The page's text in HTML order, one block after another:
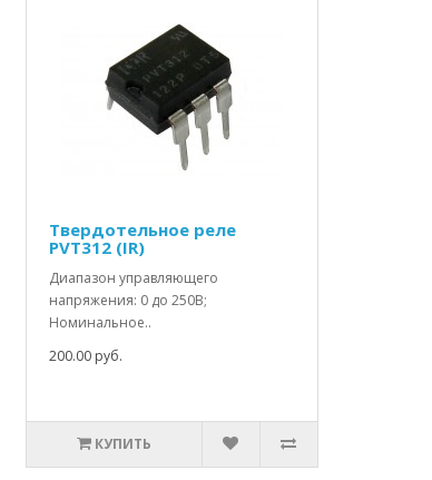
Твердотельное реле
PVT312 (IR)
Диапазон управляющего
напряжения: 0 до 250В;
Номинальное..
200.00 руб.
КУПИТЬ